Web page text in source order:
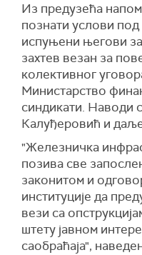
Из предузећа
познати услови под
испуњени његови
захтев везан за
колективног
Министарство
синдикати. Наводи
Калуђеровић и
"Железничка
позива све
законитом и
институције да
вези са
штету јавном
саобраћаја",